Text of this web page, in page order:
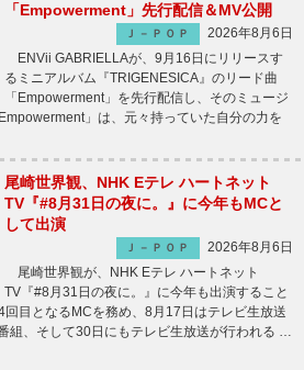
「Empowerment」先行配信＆MV公開
Ｊ－ＰＯＰ
2026年8月6日
ENVii GABRIELLAが、9月16日にリリースす
るミニアルバム『TRIGENESICA』のリード曲
「Empowerment」を先行配信し、そのミュージ
」は、元々持っていた自分の力を
尾崎世界観、NHK Eテレ ハートネット
TV『#8月31日の夜に。』に今年もMCと
して出演
Ｊ－ＰＯＰ
2026年8月6日
尾崎世界観が、NHK Eテレ ハートネット
TV『#8月31日の夜に。』に今年も出演すること
目となるMCを務め、8月17日はテレビ生放送
組、そして30日にもテレビ生放送が行われる …